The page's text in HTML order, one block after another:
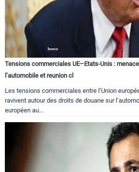
Tensions commerciales UE–Etats-Unis :
l’automobile et reunion cl
Les tensions commerciales entre l’Union
ravivent autour des droits de douane sur
européen au...